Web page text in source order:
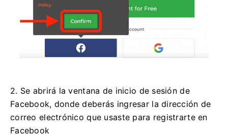
2. Se abrirá la ventana de inicio de sesión de
Facebook, donde deberás ingresar la dirección de
correo electrónico que usaste para registrarte en
Facebook